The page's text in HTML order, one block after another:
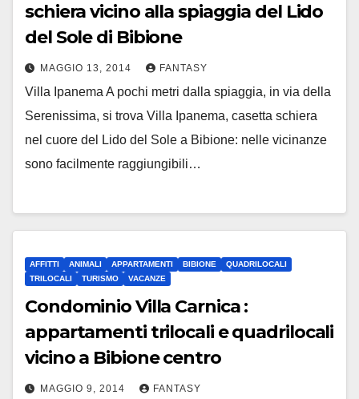
schiera vicino alla spiaggia del Lido
del Sole di Bibione
MAGGIO 13, 2014 FANTASY
Villa Ipanema A pochi metri dalla spiaggia, in via della
Serenissima, si trova Villa Ipanema, casetta schiera
nel cuore del Lido del Sole a Bibione: nelle vicinanze
sono facilmente raggiungibili…
AFFITTI ANIMALI APPARTAMENTI BIBIONE
QUADRILOCALI
TRILOCALI
TURISMO VACANZE
Condominio Villa Carnica :
appartamenti trilocali e quadrilocali
vicino a Bibione centro
MAGGIO 9, 2014 FANTASY